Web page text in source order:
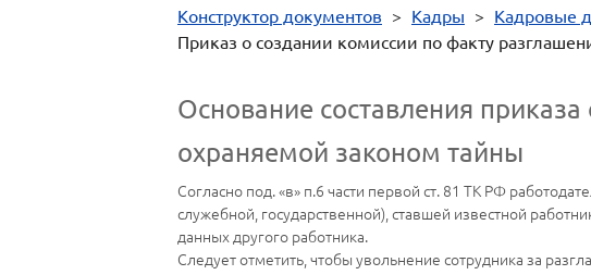
Конструктор документов > Кадры > Кадровые
Приказ о создании комиссии по факту
Основание составления
охраняемой законом тайны
Согласно под. «в» п.6 части первой ст. 81 ТК РФ
служебной, государственной), ставшей известной
данных другого работника.
Следует отметить, чтобы увольнение сотрудника за